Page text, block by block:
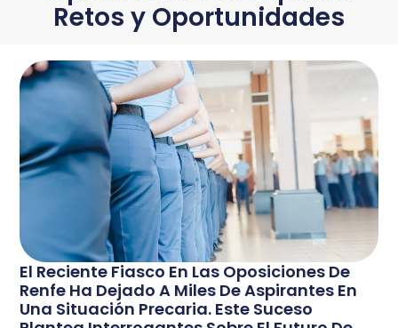
Retos y Oportunidades
El Reciente Fiasco En Las Oposiciones De
Renfe Ha Dejado A Miles De Aspirantes En
Una Situación Precaria. Este Suceso